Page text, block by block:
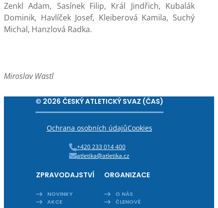
Zenkl Adam, Sasínek Filip, Král Jindřich, Kubalák
Dominik, Havlíček Josef, Kleiberová Kamila, Suchý
Michal, Hanzlová Radka.
Miroslav Wastl
© 2026 ČESKÝ ATLETICKÝ SVAZ (ČAS)
Ochrana osobních údajůCookies
+420 233 014 400
atletika@atletika.cz
ZPRAVODAJSTVÍ
NOVINKY
AKCE
ORGANIZACE
O NÁS
ČLENOVÉ